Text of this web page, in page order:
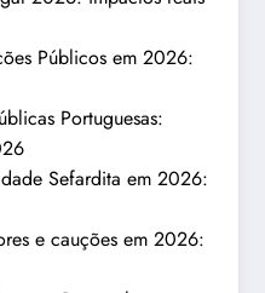
Públicos em 2026:
Portuguesas:
Sefardita em 2026:
e cauções em 2026: